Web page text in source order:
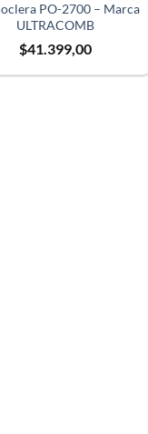
PO-2700 – Marca
ULTRACOMB
$41.399,00